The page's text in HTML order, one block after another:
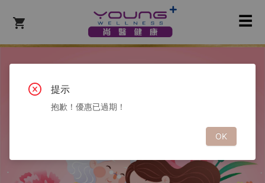
☰
提示
抱歉！優惠已過期！
OK